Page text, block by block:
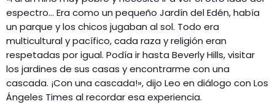
espectro… Era como un pequeño Jardín del Edén, había
un parque y los chicos jugaban al sol. Todo era
multicultural y pacífico, cada raza y religión eran
respetadas por igual. Podía ir hasta Beverly Hills, visitar
los jardines de sus casas y encontrarme con una
cascada. ¡Con una cascada!», dijo Leo en diálogo con Los
Ángeles Times al recordar esa experiencia.